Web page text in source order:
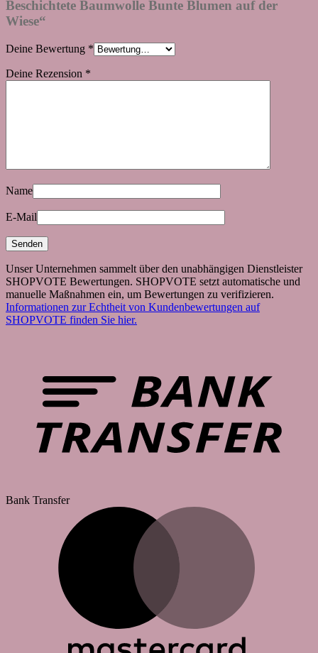
Beschichtete Baumwolle Bunte Blumen auf der
Wiese“
Deine Bewertung *
Deine Rezension *
Name
E-Mail
Unser Unternehmen sammelt über den unabhängigen Dienstleister
SHOPVOTE Bewertungen. SHOPVOTE setzt automatische und
manuelle Maßnahmen ein, um Bewertungen zu verifizieren.
Informationen zur Echtheit von Kundenbewertungen auf
SHOPVOTE finden Sie hier.
Bank Transfer